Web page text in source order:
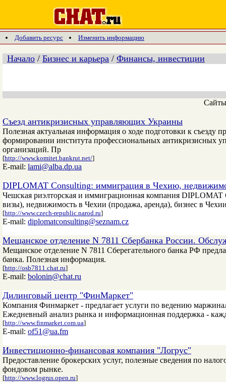
Добавить ресурс Изменить информацию
Начало / Бизнес и карьера / Финансы, инвестиции
Съезд антикризисных управляющих Украины
Полезная актуальная информация о ходе подготовки к
формировании института профессиональных антикризисных
организаций. Пр
[http://www.komitet.bankrut.net/]
E-mail: lami@alba.dp.ua
DIPLOMAT Consulting: иммиграция в Чехию,
Чешская риэлторская и иммиграционная компания
визы), недвижимость в Чехии (продажа, аренда), бизнес в
[http://www.czech-republic.narod.ru]
E-mail: diplomatconsulting@seznam.cz
Мещанское отделение N 7811 Сбербанка России.
Мещанское отделение N 7811 Сберегательного банка РФ
банка. Полезная информация.
[http://osb7811.chat.ru]
E-mail: bolonin@chat.ru
Дилинговый центр "ФинМаркет"
Компания Финмаркет - предлагает услуги по ведению
Ежедневный анализ рынка и информационная поддержка -
[http://www.finmarket.com.ua]
E-mail: of51@ua.fm
Инвестиционно-финансовая компания "Логрус"
Предоставление брокерских услуг, полезные сведения по
фондовом рынке.
[http://www.logrus.open.ru]